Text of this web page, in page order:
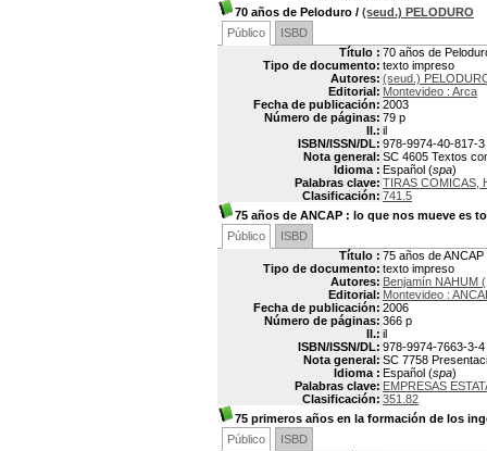
70 años de Peloduro / (seud.) PELODURO
Público
ISBD
Título : 70 años de
Tipo de documento: texto impreso
Autores: (seud.)
Editorial: Montevideo : Arca
Fecha de publicación: 2003
Número de páginas: 79 p
Il.: il
ISBN/ISSN/DL: 978-9974-40-817-3
Nota general: SC 4605 Textos
Idioma : Español (spa)
Palabras clave: TIRAS COMICAS,
Clasificación: 741.5
75 años de ANCAP : lo que nos mueve es
Público
ISBD
Título : 75 años de
Tipo de documento: texto impreso
Autores: Benjamín NAHUM
Editorial: Montevideo :
Fecha de publicación: 2006
Número de páginas: 366 p
Il.: il
ISBN/ISSN/DL: 978-9974-7663-3-4
Nota general: SC 7758
Idioma : Español (spa)
Palabras clave: EMPRESAS
Clasificación: 351.82
75 primeros años en la formación de los
Público
ISBD